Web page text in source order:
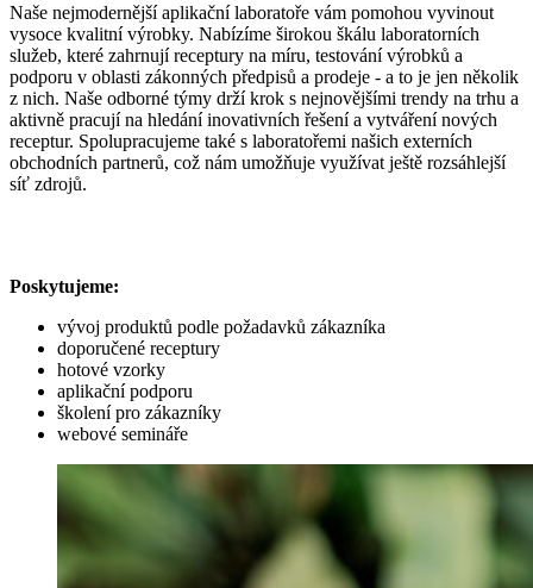
Naše nejmodernější aplikační laboratoře vám pomohou vyvinout
vysoce kvalitní výrobky. Nabízíme širokou škálu laboratorních
služeb, které zahrnují receptury na míru, testování výrobků a
podporu v oblasti zákonných předpisů a prodeje - a to je jen několik
z nich. Naše odborné týmy drží krok s nejnovějšími trendy na trhu a
aktivně pracují na hledání inovativních řešení a vytváření nových
receptur. Spolupracujeme také s laboratořemi našich externích
obchodních partnerů, což nám umožňuje využívat ještě rozsáhlejší
síť zdrojů.
Poskytujeme:
vývoj produktů podle požadavků zákazníka
doporučené receptury
hotové vzorky
aplikační podporu
školení pro zákazníky
webové semináře